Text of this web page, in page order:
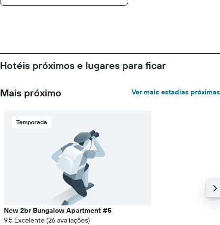
Hotéis próximos e lugares para ficar
Mais próximo Ver mais estadias próximas
Temporada
New 2br Bungalow Apartment #5
9.5 Excelente (26 avaliações)